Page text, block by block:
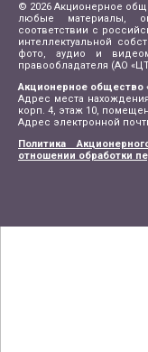
© 2026 Акционерное
любые материалы,
соответствии с
интеллектуальной
фото, аудио и
правообладателя (АО
Акционерное общество
Адрес места
корп. 4, этаж 10,
Адрес электронной
Политика
отношении обработки